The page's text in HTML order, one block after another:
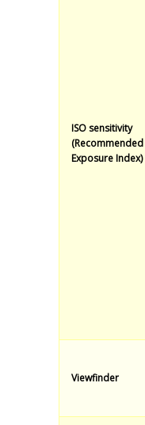
ISO sensitivity
(Recommended
Exposure Index)
Viewfinder